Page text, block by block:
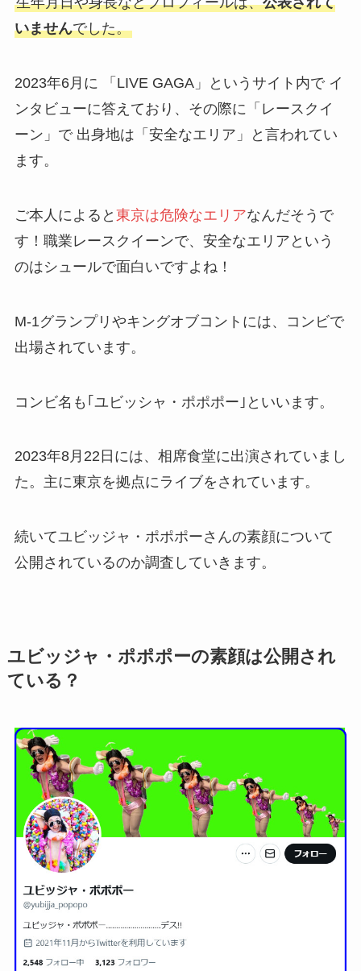
いませんでした。
2023年6月に 「LIVE GAGA」というサイト内で イ
ンタビューに答えており、その際に「レースクイ
ーン」で 出身地は「安全なエリア」と言われてい
ます。
ご本人によると 東京は危険なエリアなんだそうで
す！職業レースクイーンで、安全なエリアという
のはシュールで面白いですよね！
M-1グランプリやキングオブコントには、コンビで
出場されています。
コンビ名も｢ユビッシャ・ポポポー｣といいます。
2023年8月22日には、相席食堂に出演されていまし
た。主に東京を拠点にライブをされています。
続いてユビッジャ・ポポポーさんの素顔について
公開されているのか調査していきます。
ユビッジャ・ポポポーの素顔は公開され
ている？